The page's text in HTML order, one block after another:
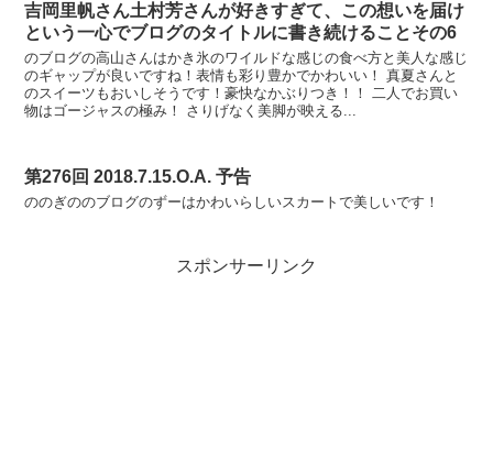
吉岡里帆さん土村芳さんが好きすぎて、この想いを届け
という一心でブログのタイトルに書き続けることその6
のブログの高山さんはかき氷のワイルドな感じの食べ方と美人な感じ
のギャップが良いですね！表情も彩り豊かでかわいい！ 真夏さんと
のスイーツもおいしそうです！豪快なかぶりつき！！ 二人でお買い
物はゴージャスの極み！ さりげなく美脚が映える...
第276回 2018.7.15.O.A. 予告
ののぎののブログのずーはかわいらしいスカートで美しいです！
スポンサーリンク